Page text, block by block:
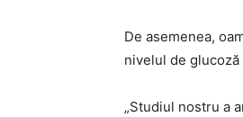
De asemenea,
nivelul de
„Studiul nostru a